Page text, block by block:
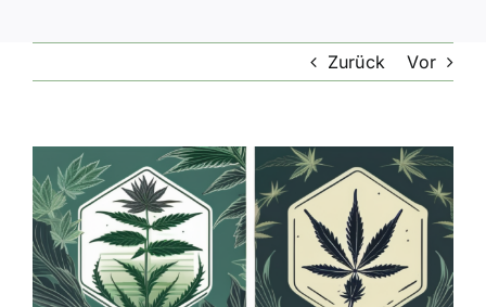
Zurück Vor
Zeige
grösseres
Bild